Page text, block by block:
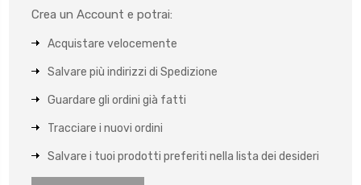
Crea un Account e potrai:
Acquistare velocemente
Salvare più indirizzi di Spedizione
Guardare gli ordini già fatti
Tracciare i nuovi ordini
Salvare i tuoi prodotti preferiti nella lista dei desideri